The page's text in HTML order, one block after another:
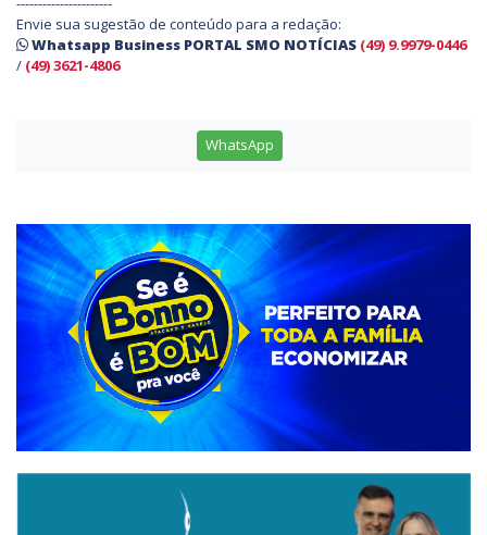
Envie sua sugestão de conteúdo para a redação:
Whatsapp Business PORTAL SMO NOTÍCIAS (49) 9.9979-0446
/ (49) 3621-4806
WhatsApp